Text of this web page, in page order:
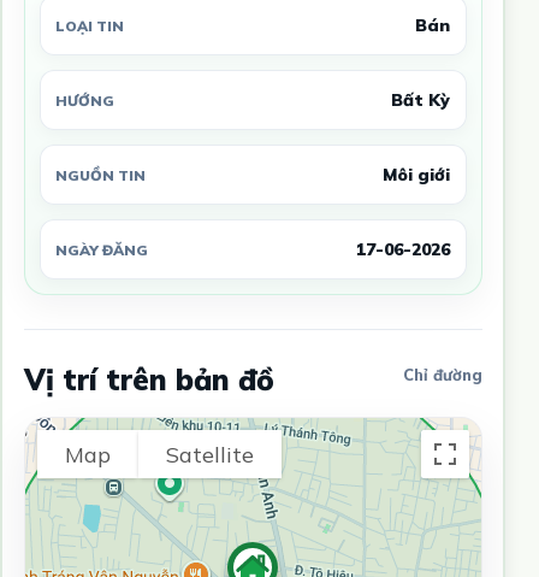
LOẠI TIN Bán
HƯỚNG Bất Kỳ
NGUỒN TIN Môi giới
NGÀY ĐĂNG 17-06-2026
Vị trí trên bản đồ Chỉ đường
Map Satellite